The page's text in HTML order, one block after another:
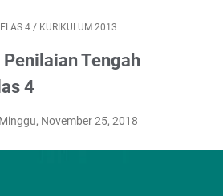
4 / KURIKULUM 2013
Tengah
4
Minggu, November 25, 2018